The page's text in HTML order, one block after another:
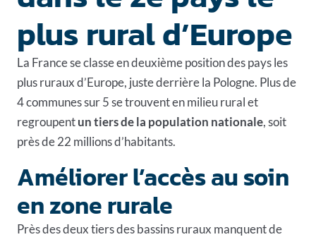
plus rural d’Europe
La France se classe en deuxième position des pays les
plus ruraux d’Europe, juste derrière la Pologne. Plus de
4 communes sur 5 se trouvent en milieu rural et
regroupentun tiers de la population nationale, soit
près de 22 millions d’habitants.
Améliorer l’accès au soin
en zone rurale
Près des deux tiers des bassins ruraux manquent de